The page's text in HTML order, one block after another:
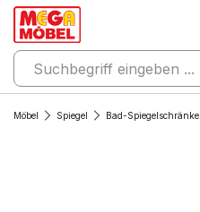
Möbel Spiegel Bad-Spiegelschränke